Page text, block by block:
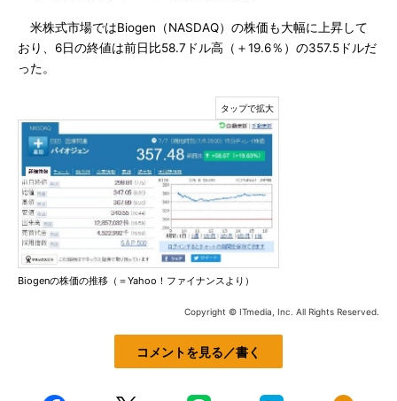
米株式市場ではBiogen（NASDAQ）の株価も大幅に上昇して
おり、6日の終値は前日比58.7ドル高（＋19.6％）の357.5ドルだ
った。
Biogenの株価の推移（＝Yahoo！ファイナンスより）
Copyright © ITmedia, Inc. All Rights Reserved.
コメントを見る／書く